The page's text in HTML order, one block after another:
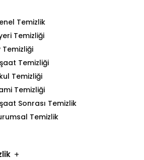
Temizlik
Temizliği
Temizliği
Temizliği
Temizliği
Temizliği
Sonrası Temizlik
Temizlik